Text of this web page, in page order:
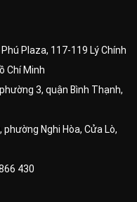
Plaza, 117-119 Lý Chính
Chí Minh
3, quận Bình Thạnh,
Nghi Hòa, Cửa Lò,
430